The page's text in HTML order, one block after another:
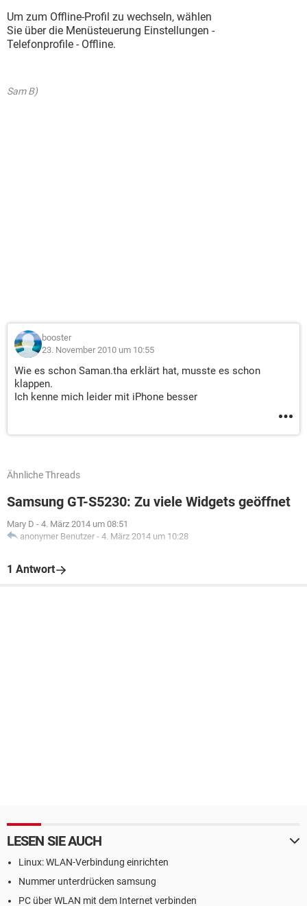
Um zum Offline-Profil zu wechseln, wählen
Sie über die Menüsteuerung Einstellungen -
Telefonprofile - Offline.
Sam B)
booster
23. November 2010 um 10:55
Wie es schon Saman.tha erklärt hat, musste es schon
klappen.
Ich kenne mich leider mit iPhone besser
Ähnliche Threads
Samsung GT-S5230: Zu viele Widgets geöffnet
Mary D - 4. März 2014 um 08:51
anonymer Benutzer - 4. März 2014 um 10:28
1 Antwort
LESEN SIE AUCH
Linux: WLAN-Verbindung einrichten
Nummer unterdrücken samsung
PC über WLAN mit dem Internet verbinden